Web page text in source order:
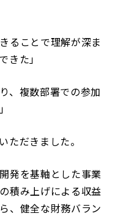
ることで理解が深ま
きた」
、複数部署での参加
ただきました。
発を基軸とした事業
積み上げによる収益
、健全な財務バラン